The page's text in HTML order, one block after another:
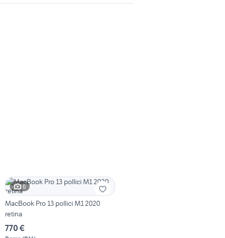
6
MacBook Pro 13 pollici M1 2020
retina
770 €